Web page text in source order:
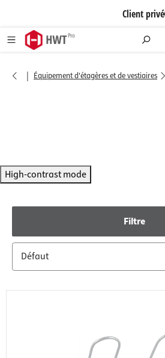
Client privé
| Équipement d'étagères et de vestiaires
High-contrast mode
Filtre